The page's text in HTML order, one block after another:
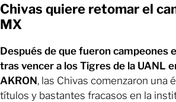
Chivas quiere retomar el
MX
Después de que fueron campeones
tras vencer a los Tigres de la UANL
AKRON, las Chivas comenzaron una
títulos y bastantes fracasos en la